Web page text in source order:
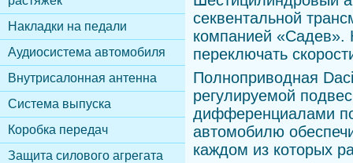
секвентальной
компанией «Садев».
переключать
Полноприводная
регулируемой
дифференциалами
автомобилю
каждом из которых
Накладки на педали
Аудиосистема автомобиля
Внутрисалонная антенна
Cистема выпуска
Коробка передач
Защита силового агрегата